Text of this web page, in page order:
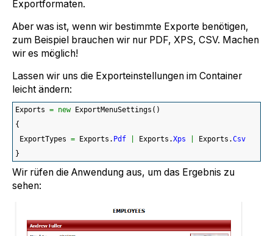
Exportformaten.
Aber was ist, wenn wir bestimmte Exporte benötigen,
zum Beispiel brauchen wir nur PDF, XPS, CSV. Machen
wir es möglich!
Lassen wir uns die Exporteinstellungen im Container
leicht ändern:
Exports = new ExportMenuSettings ( )
{
ExportTypes = Exports. Pdf Exports.Xps Exports.Csv
}
Wir rüfen die Anwendung aus, um das Ergebnis zu
sehen: